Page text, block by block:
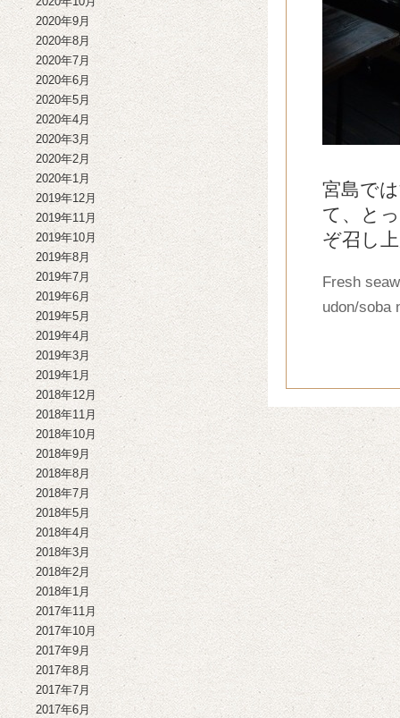
2020年9月
2020年8月
2020年7月
2020年6月
2020年5月
2020年4月
2020年3月
2020年2月
2020年1月
2019年12月
2019年11月
2019年10月
2019年8月
2019年7月
2019年6月
2019年5月
2019年4月
2019年3月
2019年1月
2018年12月
2018年11月
2018年10月
2018年9月
2018年8月
2018年7月
2018年5月
2018年4月
2018年3月
2018年2月
2018年1月
2017年11月
2017年10月
2017年9月
2017年8月
2017年7月
2017年6月
宮島で
て、と
ぞ召し
Fresh
udon/soba